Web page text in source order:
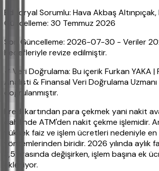
Editoryal Sorumlu: Hava Akbaş
Güncelleme: 30 Temmuz 2026
Son Güncelleme: 2026-07-30 - Veriler
hedefleriyle revize edilmiştir.
✔ Veri Doğrulama: Bu içerik Furkan YAKA |
Analisti & Finansal Veri Doğrulama
doğrulanmıştır.
Kredi kartından para çekmek yani nakit
dahilinde ATM'den nakit çekme işlemidir.
yüksek faiz ve işlem ücretleri nedeniyle
yöntemlerinden biridir. 2026 yılında aylık
3,5 arasında değişirken, işlem başına ek
ekleniyor.